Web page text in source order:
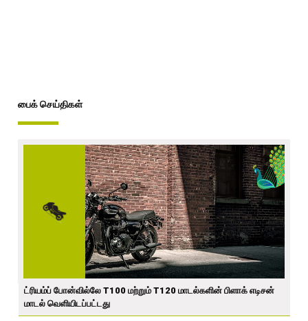
பைக் செய்திகள்
ட்ரியம்ப் போன்வில்லே T100 மற்றும் T120 மாடல்களின் பிளாக் எடிசன்
மாடல் வெளியிடப்பட்டது